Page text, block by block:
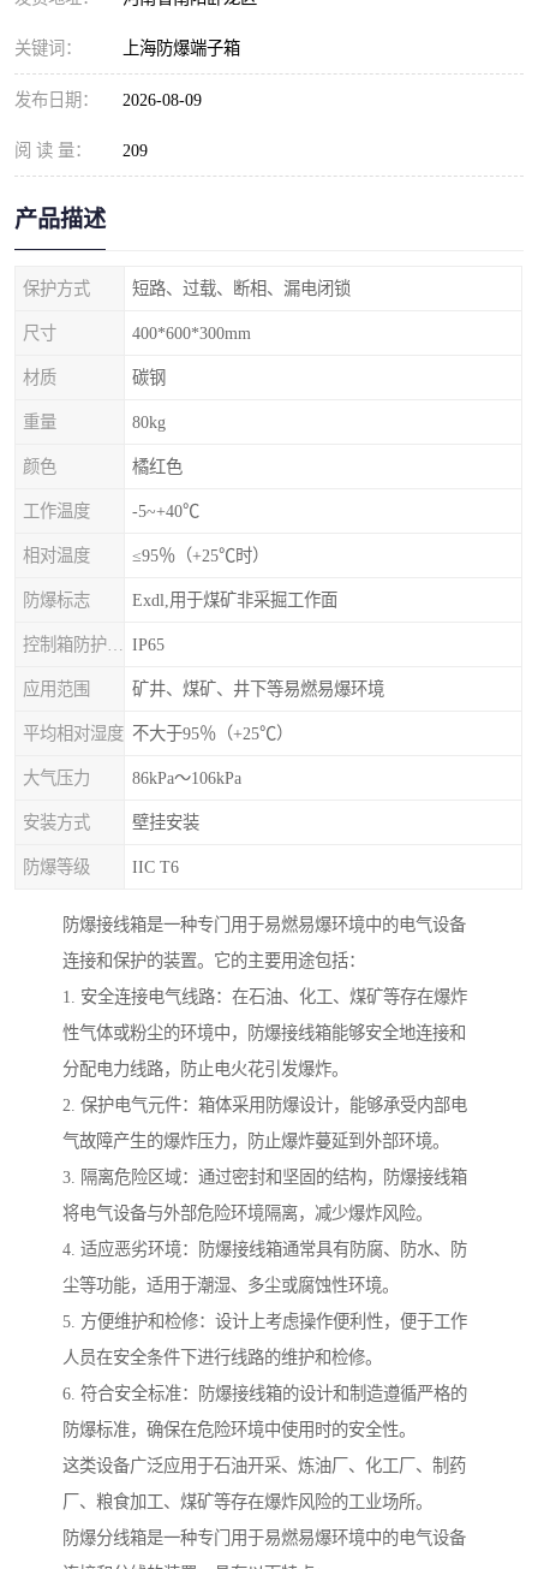
关键词： 上海防爆端子箱
发布日期： 2026-08-09
阅 读 量： 209
产品描述
保护方式 短路、过载、断相、漏电闭锁
尺寸 400*600*300mm
材质 碳钢
重量 80kg
颜色 橘红色
工作温度 -5~+40℃
相对温度 ≤95％（+25℃时）
防爆标志 Exdl,用于煤矿非采掘工作面
IP65
应用范围 矿井、煤矿、井下等易燃易爆环境
平均相对湿度 不大于95％（+25℃）
大气压力 86kPa～106kPa
安装方式 壁挂安装
防爆等级 IIC T6
防爆接线箱是一种专门用于易燃易爆环境中的电气设备
连接和保护的装置。它的主要用途包括：
1. 安全连接电气线路：在石油、化工、煤矿等存在爆炸
性气体或粉尘的环境中，防爆接线箱能够安全地连接和
分配电力线路，防止电火花引发爆炸。
2. 保护电气元件：箱体采用防爆设计，能够承受内部电
气故障产生的爆炸压力，防止爆炸蔓延到外部环境。
3. 隔离危险区域：通过密封和坚固的结构，防爆接线箱
将电气设备与外部危险环境隔离，减少爆炸风险。
4. 适应恶劣环境：防爆接线箱通常具有防腐、防水、防
尘等功能，适用于潮湿、多尘或腐蚀性环境。
5. 方便维护和检修：设计上考虑操作便利性，便于工作
人员在安全条件下进行线路的维护和检修。
6. 符合安全标准：防爆接线箱的设计和制造遵循严格的
防爆标准，确保在危险环境中使用时的安全性。
这类设备广泛应用于石油开采、炼油厂、化工厂、制药
厂、粮食加工、煤矿等存在爆炸风险的工业场所。
防爆分线箱是一种专门用于易燃易爆环境中的电气设备